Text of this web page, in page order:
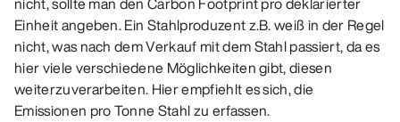
Einheit angeben. Ein Stahlproduzent z.B. weiß in der Regel
nicht, was nach dem Verkauf mit dem Stahl passiert, da es
hier viele verschiedene Möglichkeiten gibt, diesen
weiterzuverarbeiten. Hier empfiehlt es sich, die
Emissionen pro Tonne Stahl zu erfassen.